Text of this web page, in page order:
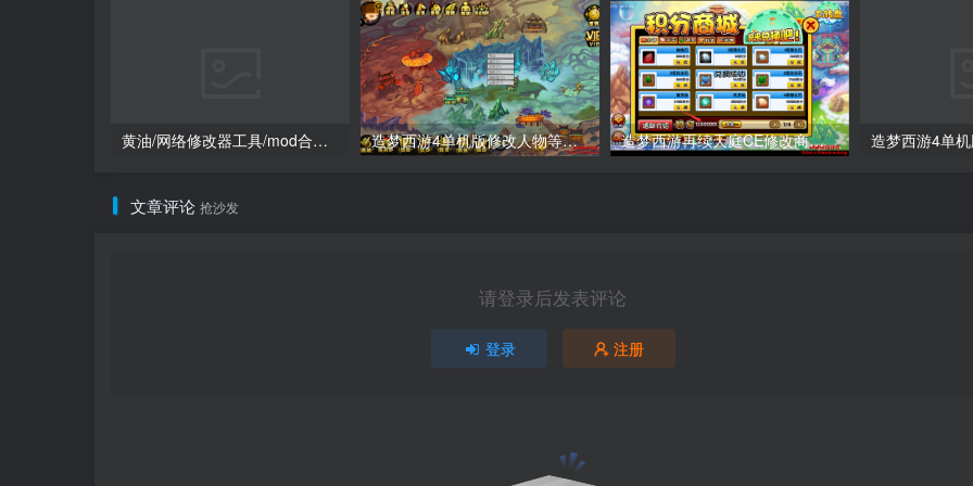
黄油/网络修改器工具/mod合集（点进来查看） 造梦西游4单机版修改人物等级教程 造梦西游再续天庭CE修改商城积分教程
文章评论 抢沙发
请登录后发表评论
登录 注册